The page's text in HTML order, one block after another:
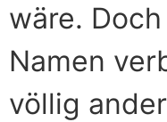
wäre.
Namen
völlig